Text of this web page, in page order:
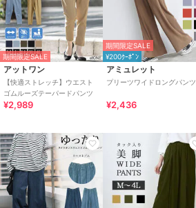
期間限定SALE
アットワン
【快適ストレッチ】ウエスト
ゴムルーズテーパードパンツ
¥2,989
期間限定SALE
¥200ｸｰﾎﾟﾝ
アミュレット
プリーツワイドロングパンツ
¥2,436